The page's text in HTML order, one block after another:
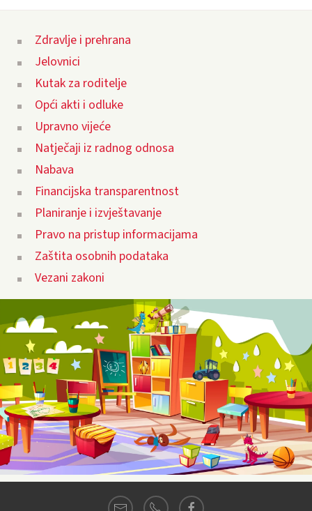
Zdravlje i prehrana
Jelovnici
Kutak za roditelje
Opći akti i odluke
Upravno vijeće
Natječaji iz radnog odnosa
Nabava
Financijska transparentnost
Planiranje i izvještavanje
Pravo na pristup informacijama
Zaštita osobnih podataka
Vezani zakoni